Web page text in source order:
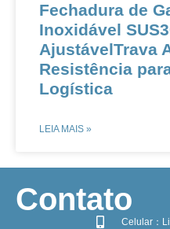
Fechadura de
Inoxidável
Ajustável​​​​Trava
Resistência
Logística​​
LEIA MAIS »
​Contato
Celular：